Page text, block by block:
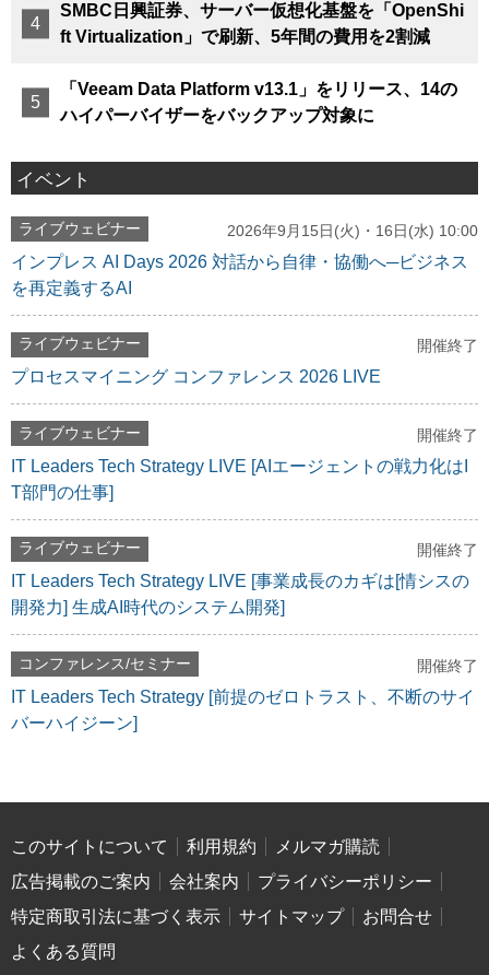
SMBC日興証券、サーバー仮想化基盤を「OpenShi
ft Virtualization」で刷新、5年間の費用を2割減
「Veeam Data Platform v13.1」をリリース、14の
ハイパーバイザーをバックアップ対象に
イベント
ライブウェビナー 2026年9月15日(火)・16日(水) 10:00
インプレス AI Days 2026 対話から自律・協働へ─ビジネス
を再定義するAI
ライブウェビナー 開催終了
プロセスマイニング コンファレンス 2026 LIVE
ライブウェビナー 開催終了
IT Leaders Tech Strategy LIVE [AIエージェントの戦力化はI
T部門の仕事]
ライブウェビナー 開催終了
IT Leaders Tech Strategy LIVE [事業成長のカギは[情シスの
開発力] 生成AI時代のシステム開発]
コンファレンス/セミナー 開催終了
IT Leaders Tech Strategy [前提のゼロトラスト、不断のサイ
バーハイジーン]
このサイトについて 利用規約
メルマガ購読
広告掲載のご案内
会社案内
プライバシーポリシー
特定商取引法に基づく表示
サイトマップ
お問合せ
よくある質問